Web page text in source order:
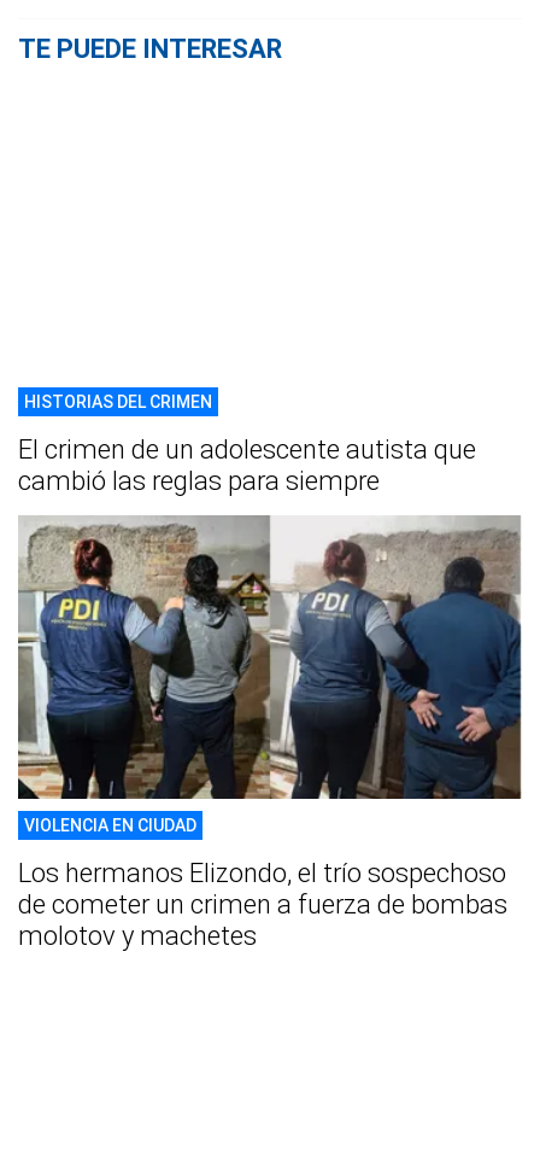
TE PUEDE INTERESAR
HISTORIAS DEL CRIMEN
El crimen de un adolescente autista que
cambió las reglas para siempre
VIOLENCIA EN CIUDAD
Los hermanos Elizondo, el trío sospechoso
de cometer un crimen a fuerza de bombas
molotov y machetes